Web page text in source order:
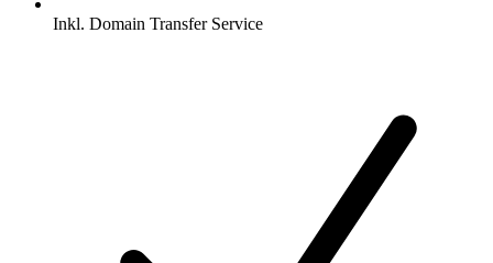
Inkl. Domain Transfer Service